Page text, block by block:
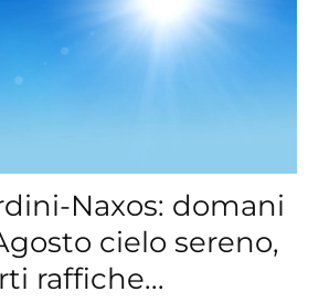
Naxos: domani
cielo sereno,
raffiche...